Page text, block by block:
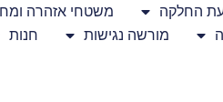
החלקה
משטחי אזהרה
מורשה נגישות חנות